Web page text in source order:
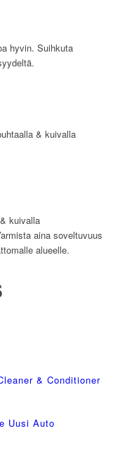
hyvin. Suihkuta
& kuivalla
kuivalla
aina soveltuvuus
alueelle.
& Conditioner
Uusi Auto